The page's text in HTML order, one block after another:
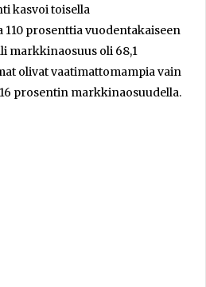
kasvoi toisella
prosenttia vuodentakaiseen
markkinaosuus oli 68,1
olivat vaatimattomampia vain
prosentin markkinaosuudella.